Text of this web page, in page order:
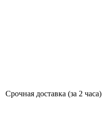
Срочная доставка (за 2 часа)